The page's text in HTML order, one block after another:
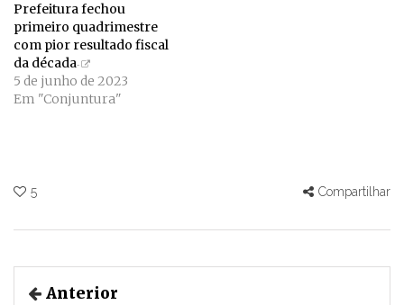
Prefeitura fechou
primeiro quadrimestre
com pior resultado fiscal
da década
5 de junho de 2023
Em "Conjuntura"
5 Compartilhar
Anterior